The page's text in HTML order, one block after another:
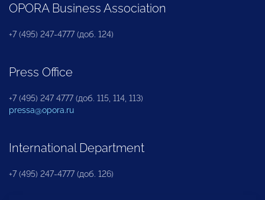
OPORA Business Association
+7 (495) 247-4777 (доб. 124)
Press Office
+7 (495) 247 4777 (доб. 115, 114, 113)
pressa@opora.ru
International Department
+7 (495) 247-4777 (доб. 126)